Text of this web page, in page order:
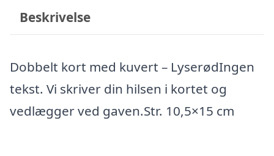
Beskrivelse
Dobbelt kort med kuvert – LyserødIngen
tekst. Vi skriver din hilsen i kortet og
vedlægger ved gaven.Str. 10,5×15 cm